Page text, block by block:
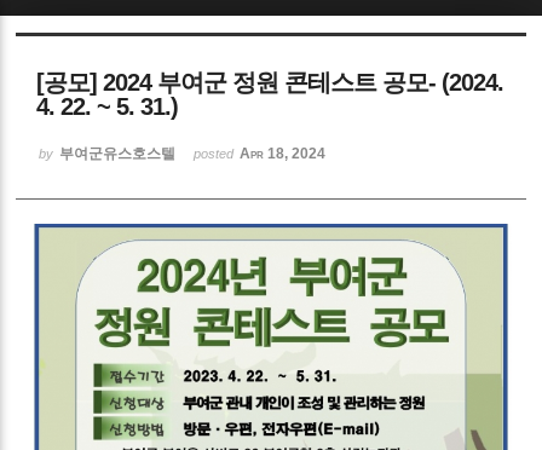
[공모] 2024 부여군 정원 콘테스트 공모- (2024.
4. 22. ~ 5. 31.)
by 부여군유스호스텔 posted Apr 18, 2024
Sketchbook5, 스케치북5
Sketchbook5, 스케치북5